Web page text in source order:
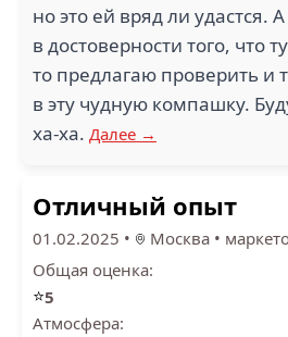
но это ей вряд ли удастся.
в достоверности того, что
то предлагаю проверить и
в эту чудную компашку.
ха-ха. Далее →
Отличный опыт
01.02.2025 • Москва •
Общая оценка:
⭐5
Атмосфера: